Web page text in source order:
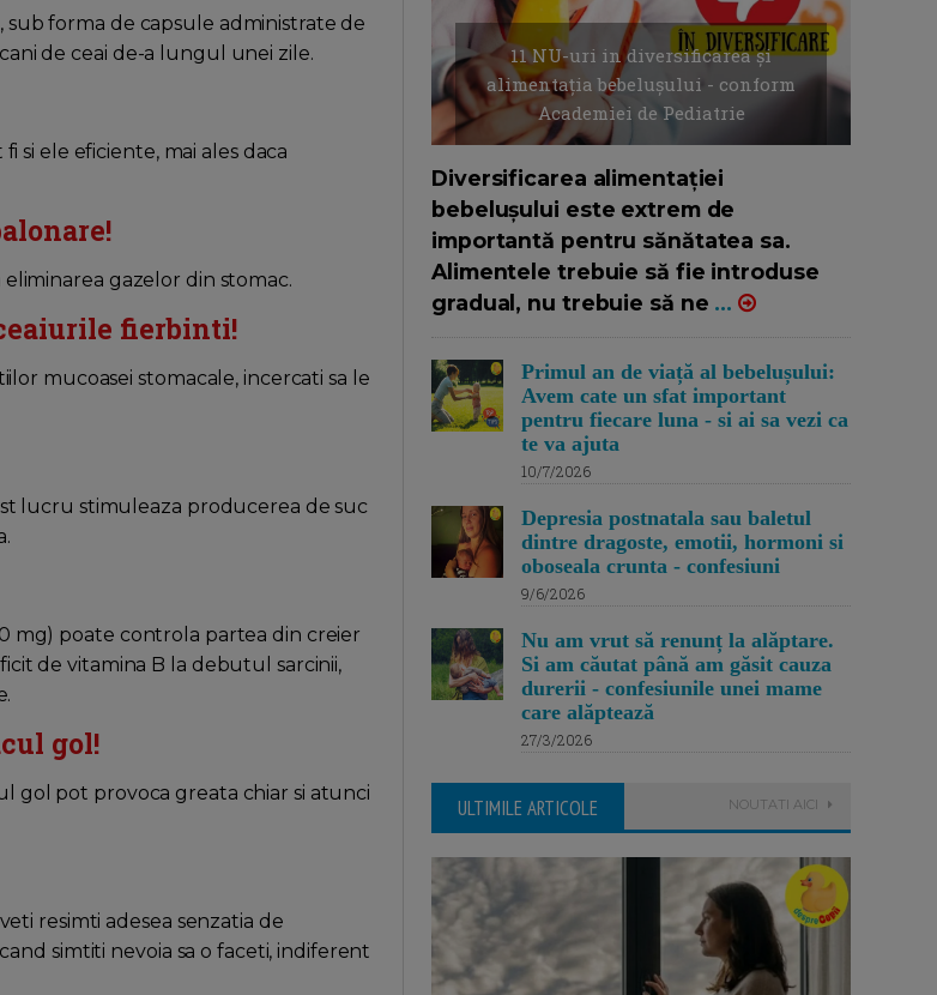
forma de capsule administrate de
de ceai de-a lungul unei zile.
si ele eficiente, mai ales daca
gazelor din stomac.
fierbinti!
mucoasei stomacale, incercati sa le
lucru stimuleaza producerea de suc
mg) poate controla partea din creier
de vitamina B la debutul sarcinii,
gol!
gol pot provoca greata chiar si atunci
resimti adesea senzatia de
simtiti nevoia sa o faceti, indiferent
11 NU-uri in diversificarea și
alimentația bebelușului - conform
Academiei de Pediatrie
Diversificarea alimentației
bebelușului este extrem de
importantă pentru sănătatea sa.
Alimentele trebuie să fie introduse
gradual, nu trebuie să ne ...
Primul an de viață al bebelușului:
Avem cate un sfat important
pentru fiecare luna - si ai sa vezi ca
te va ajuta
10/7/2026
Depresia postnatala sau baletul
dintre dragoste, emotii, hormoni si
oboseala crunta - confesiuni
9/6/2026
Nu am vrut să renunț la alăptare.
Si am căutat până am găsit cauza
durerii - confesiunile unei mame
care alăptează
27/3/2026
ULTIMILE ARTICOLE NOUTATI AICI